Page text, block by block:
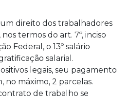
direito dos trabalhadores
termos do art. 7º, inciso
Federal, o 13º salário
salarial.
legais, seu pagamento
no máximo, 2 parcelas.
de trabalho se